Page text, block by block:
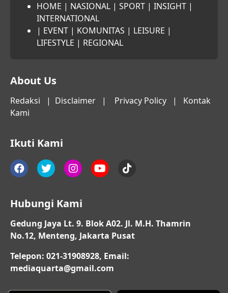
HOME | NASIONAL | SPORT | INSIGHT |
INTERNATIONAL
| EVENT | KOMUNITAS | LEISURE |
LIFESTYLE | REGIONAL
About Us
Redaksi | Disclaimer | Privacy Policy | Kontak
Kami
Ikuti Kami
Hubungi Kami
Gedung Jaya Lt. 9. Blok A02. Jl. M.H. Thamrin
No.12, Menteng, Jakarta Pusat
Telepon: 021-31908928, Email:
mediaquarta@gmail.com